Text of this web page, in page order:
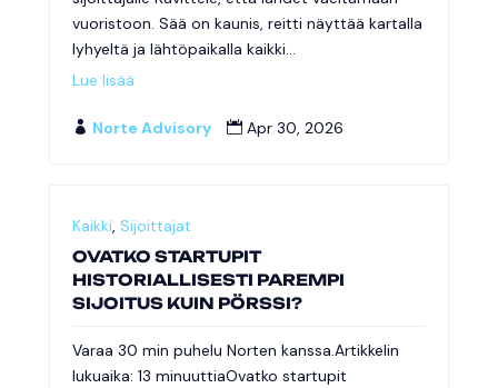
vuoristoon. Sää on kaunis, reitti näyttää kartalla
lyhyeltä ja lähtöpaikalla kaikki...
Lue lisää
 Norte Advisory  Apr 30, 2026
Kaikki, Sijoittajat
OVATKO STARTUPIT
HISTORIALLISESTI PAREMPI
SIJOITUS KUIN PÖRSSI?
Varaa 30 min puhelu Norten kanssa.Artikkelin
lukuaika: 13 minuuttiaOvatko startupit